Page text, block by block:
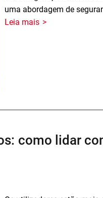
uma abordagem de
Leia mais
como lidar